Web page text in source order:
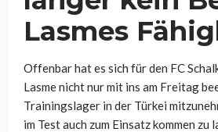
Lasmes
Offenbar hat es sich für den FC
Lasme nicht nur mit ins am Freitag
Trainingslager in der Türkei
im Test auch zum Einsatz kommen zu